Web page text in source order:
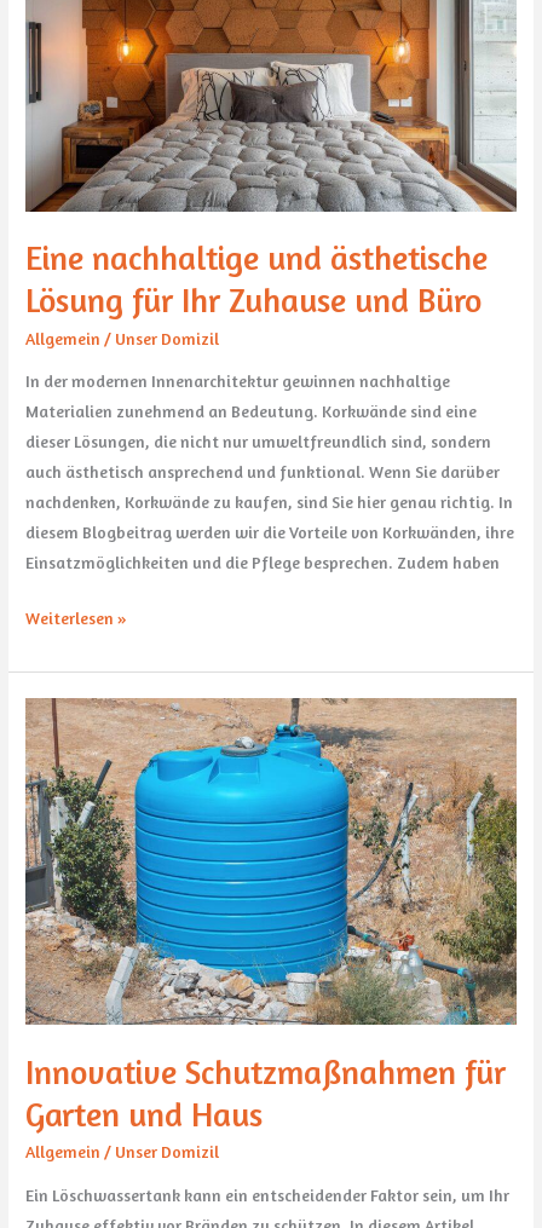
Eine nachhaltige und ästhetische
Lösung für Ihr Zuhause und Büro
Allgemein / Unser Domizil
In der modernen Innenarchitektur gewinnen nachhaltige
Materialien zunehmend an Bedeutung. Korkwände sind eine
dieser Lösungen, die nicht nur umweltfreundlich sind, sondern
auch ästhetisch ansprechend und funktional. Wenn Sie darüber
nachdenken, Korkwände zu kaufen, sind Sie hier genau richtig. In
diesem Blogbeitrag werden wir die Vorteile von Korkwänden, ihre
Einsatzmöglichkeiten und die Pflege besprechen. Zudem haben
Lösung
Zuhause
Büro
Weiterlesen »
Innovative Schutzmaßnahmen für
Garten und Haus
Allgemein / Unser Domizil
Ein Löschwassertank kann ein entscheidender Faktor sein, um Ihr
Innovative
Schutzmaßnahmen
für
Garten
und
Haus